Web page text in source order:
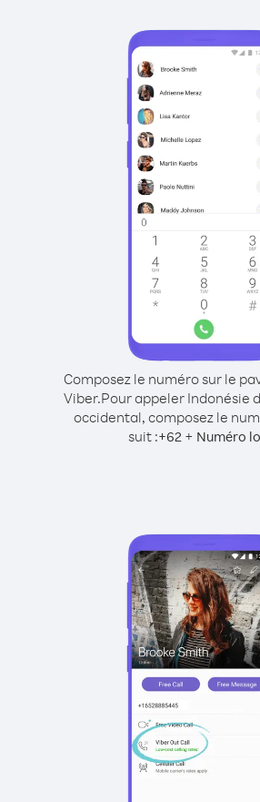
Composez le numéro sur le
Viber.Pour appeler Indonésie
occidental, composez le
suit :+62+ Numéro